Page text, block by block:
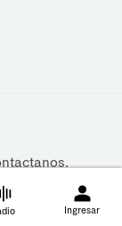
.
Ingresar